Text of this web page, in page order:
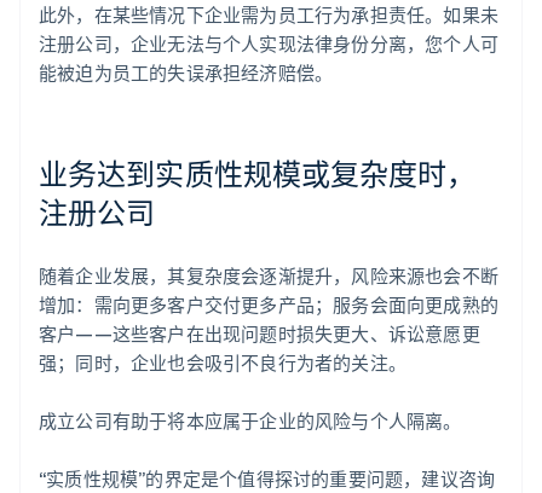
此外，在某些情况下企业需为员工行为承担责任。如果未
注册公司，企业无法与个人实现法律身份分离，您个人可
能被迫为员工的失误承担经济赔偿。
业务达到实质性规模或复杂度时，
注册公司
随着企业发展，其复杂度会逐渐提升，风险来源也会不断
增加：需向更多客户交付更多产品；服务会面向更成熟的
客户——这些客户在出现问题时损失更大、诉讼意愿更
强；同时，企业也会吸引不良行为者的关注。
成立公司有助于将本应属于企业的风险与个人隔离。
“实质性规模”的界定是个值得探讨的重要问题，建议咨询